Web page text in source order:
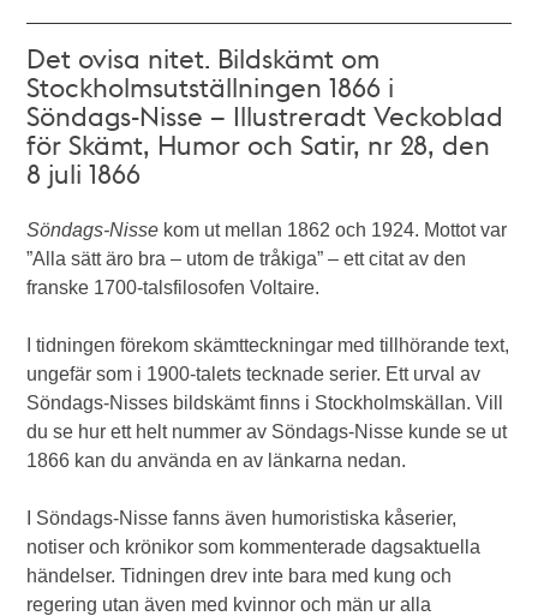
Det ovisa nitet. Bildskämt om
Stockholmsutställningen 1866 i
Söndags-Nisse – Illustreradt Veckoblad
för Skämt, Humor och Satir, nr 28, den
8 juli 1866
Söndags-Nisse kom ut mellan 1862 och 1924. Mottot var
”Alla sätt äro bra – utom de tråkiga” – ett citat av den
franske 1700-talsfilosofen Voltaire.
I tidningen förekom skämtteckningar med tillhörande text,
ungefär som i 1900-talets tecknade serier. Ett urval av
Söndags-Nisses bildskämt finns i Stockholmskällan. Vill
du se hur ett helt nummer av Söndags-Nisse kunde se ut
1866 kan du använda en av länkarna nedan.
I Söndags-Nisse fanns även humoristiska kåserier,
notiser och krönikor som kommenterade dagsaktuella
händelser. Tidningen drev inte bara med kung och
regering utan även med kvinnor och män ur alla